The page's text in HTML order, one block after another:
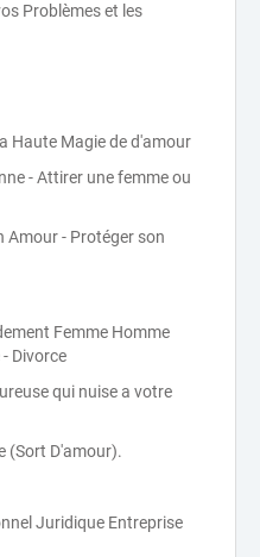
Problèmes et les
Haute Magie de d'amour
- Attirer une femme ou
Amour - Protéger son
Femme Homme
Divorce
qui nuise a votre
(Sort D'amour).
Juridique Entreprise